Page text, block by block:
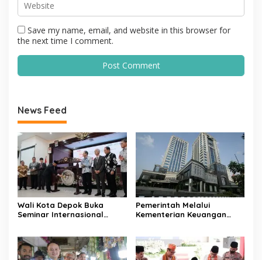
Save my name, email, and website in this browser for
the next time I comment.
News Feed
Wali Kota Depok Buka
Seminar Internasional
Pemerintah Melalui
Kementerian Keuangan